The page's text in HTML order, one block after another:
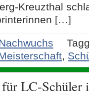
Kreuzthal
[…]
,
LC-Schüler